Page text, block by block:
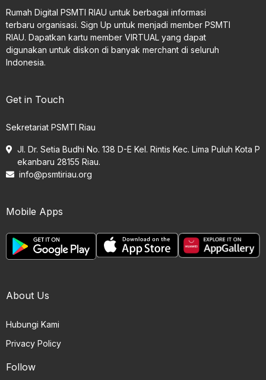
Rumah Digital PSMTI RIAU untuk berbagai informasi
terbaru organisasi. Sign Up untuk menjadi member PSMTI
RIAU. Dapatkan kartu member VIRTUAL yang dapat
digunakan untuk diskon di banyak merchant di seluruh
Indonesia.
Get in Touch
Sekretariat PSMTI Riau
Jl. Dr. Setia Budhi No. 138 D-E Kel. Rintis Kec. Lima Puluh Kota P
ekanbaru 28155 Riau.
info@psmtiriau.org
Mobile Apps
About Us
Hubungi Kami
Privacy Policy
Follow